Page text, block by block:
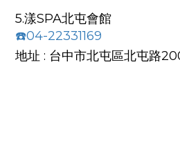
5.漾SPA北屯會館
☎️04-22331169
地址 : 台中市北屯區北屯路